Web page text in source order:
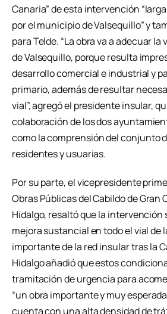
Canaria” de esta intervención
por el municipio de Valsequillo” y
para Telde. “La obra va a adecuar la
de Valsequillo, porque resulta
desarrollo comercial e industrial y
primario, además de resultar
vial”, agregó el presidente insular,
colaboración de los dos
como la comprensión del conjunto
residentes y usuarias.
Por su parte, el vicepresidente
Obras Públicas del Cabildo de Gran
Hidalgo, resaltó que la intervención
mejora sustancial en todo el vial de
importante de la red insular tras la
Hidalgo añadió que estos
tramitación de urgencia para
“un obra importante y muy
cuenta con una alta densidad de